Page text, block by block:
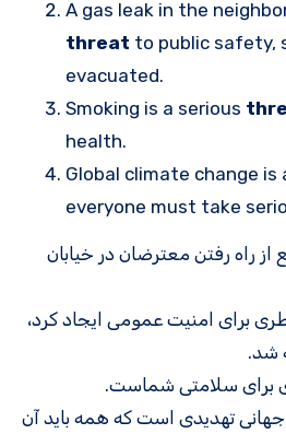
A gas leak in the
threat to public safety,
evacuated.
Smoking is a serious
health.
Global climate change is
everyone must take
راه رفتن معترضان در خیابان
برای امنیت عمومی ایجاد کرد،
شد.
برای سلامتی شماست.
تهدیدی است که همه باید آن